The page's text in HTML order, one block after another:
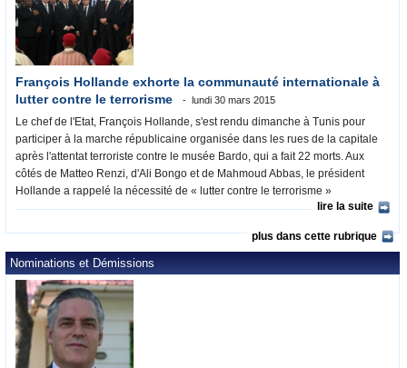
François Hollande exhorte la communauté internationale à
lutter contre le terrorisme
lundi 30 mars 2015
Le chef de l'Etat, François Hollande, s'est rendu dimanche à Tunis pour
participer à la marche républicaine organisée dans les rues de la capitale
après l'attentat terroriste contre le musée Bardo, qui a fait 22 morts. Aux
côtés de Matteo Renzi, d'Ali Bongo et de Mahmoud Abbas, le président
Hollande a rappelé la nécessité de « lutter contre le terrorisme »
lire la suite
plus dans cette rubrique
Nominations et Démissions